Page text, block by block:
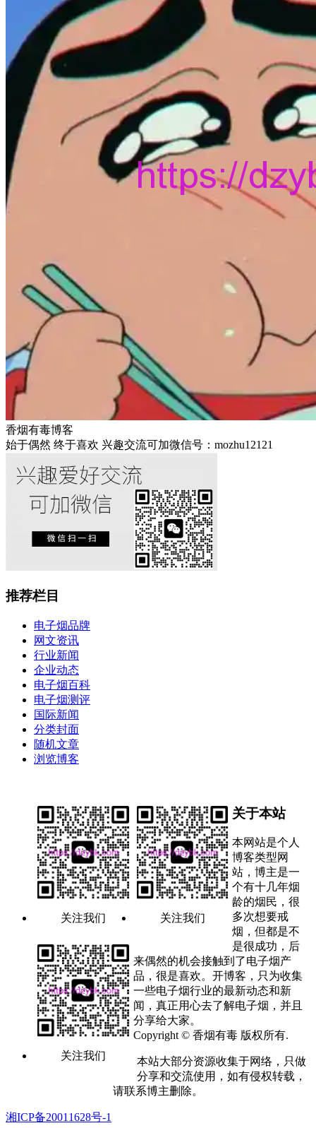
香烟有毒博客
始于偶然 终于喜欢 兴趣交流可加微信号：mozhu12121
推荐栏目
电子烟品牌
网文资讯
行业新闻
企业动态
电子烟百科
电子烟测评
国际新闻
分类封面
随机文章
浏览博客
关注我们 关注我们
关注我们
关于本站
本网站是个人
博客类型网
站，博主是一
个有十几年烟
龄的烟民，很
多次想要戒
烟，但都是不
是很成功，后
来偶然的机会接触到了电子烟产
品，很是喜欢。开博客，只为收集
一些电子烟行业的最新动态和新
闻，真正用心去了解电子烟，并且
分享给大家。
Copyright © 香烟有毒 版权所有.
本站大部分资源收集于网络，只做
分享和交流使用，如有侵权转载，
请联系博主删除。
湘ICP备20011628号-1